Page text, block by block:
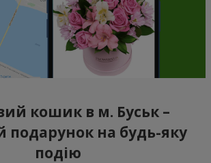
кошик в м. Буськ –
подарунок на будь-яку
подію